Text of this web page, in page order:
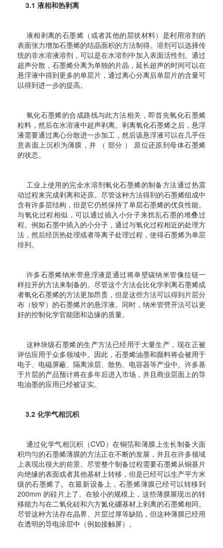
3.1 液相和热剥离
液相剥离的石墨烯（或者其他的层状材料）是利用溶剂的
表面张力增加石墨烯的结晶面积的方法制得。溶剂可以选择传
统的非水溶液溶剂，可以是在水溶剂中加入表面活性剂。通过
超声分散，石墨烯分离为单独的片晶，延长超声的时间可以在
悬浮液中得到更多的单层片，通过离心分离后单层片的含量可
以得到进一步的提高。
氧化石墨烯的合成路线与此方法相关，即首先氧化石墨烯
粒料，然后在水溶液中超声剥离。剥离氧化石墨烯之后，悬浮
液需要通过离心分散进一步加工，然后该悬浮液可以在几乎任
意表面上沉积为薄膜，并 （ 部分 ） 原位还原到母体石墨烯
的状态。
工业上使用的完全水溶剂氧化石墨烯的制备方法通过热震
动过程来完成剥离和还原。尽管这种方法得到的石墨烯组成中
含有许多层结构，但是它仍然保持了单层石墨烯的优良性能。
与氧化过程相似，可以通过插入小分子来扰乱石墨的堆叠过
程。例如石墨中插入的小分子，通过与氧化过程相近的处理方
法，然后经历热处理或者等离子处理过程，使得石墨烯为单层
排列。
许多石墨烯纳米带悬浮液是通过将单壁碳纳米管像拉链一
样拉开的方法来制备的。尽管这个方法会比化学剥离石墨烯或
者氧化石墨烯的方法更加昂贵，但是这些方法可以得到片层分
布（较窄）的石墨烯片的悬浮液。同时，纳米管劈开法可以更
好的控制化学官能团和边缘的质量。
这种块级石墨烯的生产方法已经用于大量生产，现在正被
评估应用于众多领域中。因此，石墨烯油墨和颜料将会被用于
电子、电磁屏蔽、隔离涂层、散热、电容器等产业中。许多基
于片层的产品预计将在多年后进入市场，并且商业层面上的导
电油墨的应用已经被证实。
3.2 化学气相沉积
通过化学气相沉积（CVD）在铜箔和薄膜上生长制备大面
积均匀的石墨烯薄膜的方法正在不断的发展，并且在许多领域
上表现出很大的前景。尽管整个制备过程需要石墨烯从铜基片
向绝缘的表面或者其他基材上转移，但是已经可以生产平方米
级的石墨烯了。在最新设备上，石墨烯薄膜已经可以转移到
200mm 的硅片上了。在较小的规模上，这些薄膜展现出的转
移能力与在二氧化硅和六方氮化硼基材上剥离的石墨烯相同。
尽管这种方法存在晶界、片层过厚等缺陷，但这种薄膜已经用
在透明的导电涂层中（例如接触屏）。